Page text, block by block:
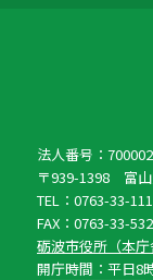
法人番号：
〒939-1398 富
TEL：0763-33-
FAX：0763-33-
砺波市役所（本
開庁時間：平日8